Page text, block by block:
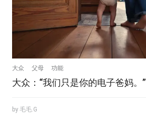
大众 父母 功能
大众：“我们只是你的电子爸妈。”
by 毛毛.G